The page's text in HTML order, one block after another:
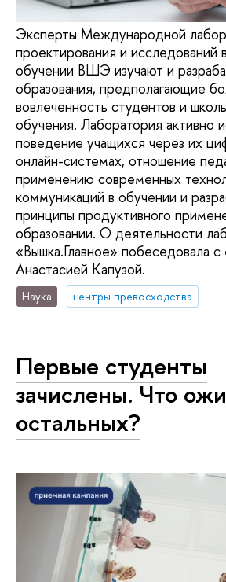
Эксперты Международной
проектирования и исследований
обучении ВШЭ изучают и
образования, предполагающие
вовлеченность студентов и
обучения. Лаборатория активно
поведение учащихся через их
онлайн-системах, отношение
применению современных
коммуникаций в обучении и
принципы продуктивного
образовании. О деятельности
«Вышка.Главное» побеседовала
Анастасией Капузой.
Наука центры превосходства
Первые студенты
зачислены. Что
остальных?